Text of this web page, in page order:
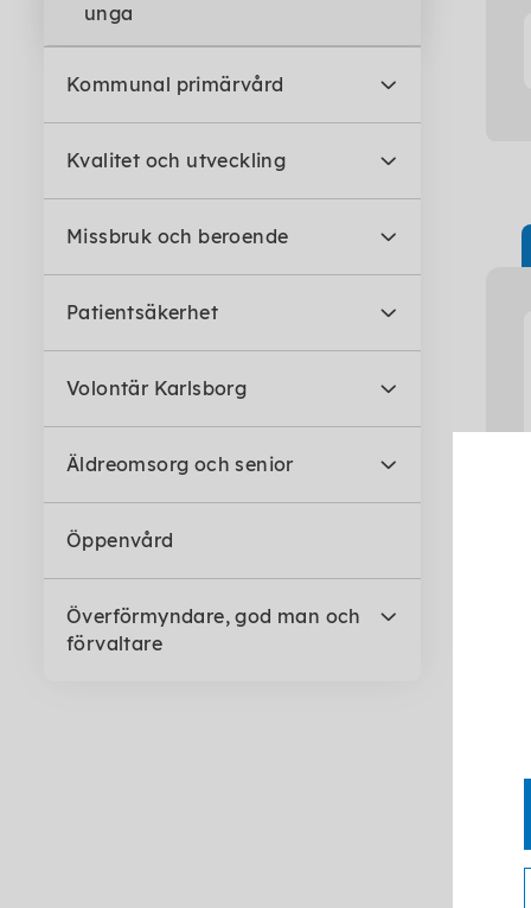
unga
Kommunal primärvård
Kvalitet och utveckling
Missbruk och beroende
Patientsäkerhet
Volontär Karlsborg
Äldreomsorg och senior
Öppenvård
Överförmyndare, god man och
förvaltare